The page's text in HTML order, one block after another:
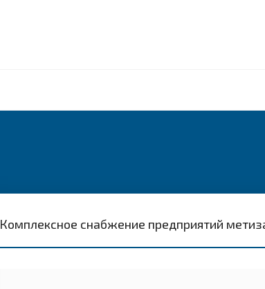
Комплексное снабжение предприятий